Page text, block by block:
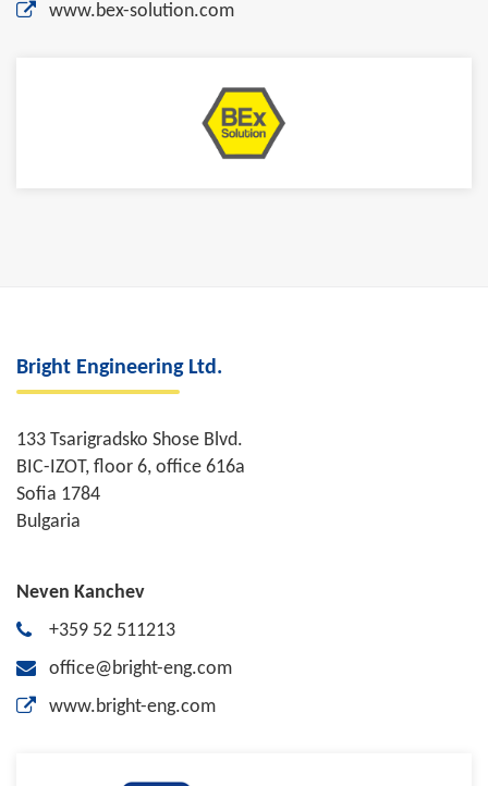
www.bex-solution.com
Bright Engineering Ltd.
133 Tsarigradsko Shose Blvd.
BIC-IZOT, floor 6, office 616a
Sofia 1784
Bulgaria
Neven Kanchev
+359 52 511213
office@bright-eng.com
www.bright-eng.com